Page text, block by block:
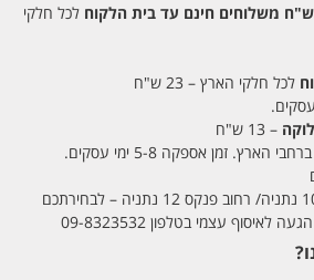
משלוחים חינם עד בית הלקוח לכל חלקי
לכל חלקי הארץ – 23 ש"ח
– 13 ש"ח
עצמי בטלפון 09-8323532